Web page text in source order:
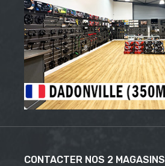
CONTACTER NOS 2 MAGASINS